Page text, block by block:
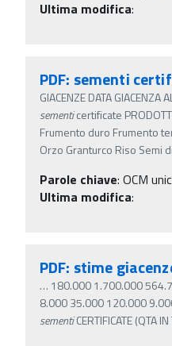
Ultima modifica:
PDF: sementi
GIACENZE DATA
sementicertificate
Frumento duro Frumento
Orzo Granturco Riso Semi
Parole chiave: OCM
Ultima modifica:
PDF: stime
… 180.000 1.700.000
8.000 35.000 120.000
sementiCERTIFICATE (QTA